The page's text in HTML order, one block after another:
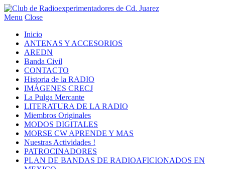
Menu Close
Inicio
ANTENAS Y ACCESORIOS
AREDN
Banda Civil
CONTACTO
Historia de la RADIO
IMÁGENES CRECJ
La Pulga Mercante
LITERATURA DE LA RADIO
Miembros Originales
MODOS DIGITALES
MORSE CW APRENDE Y MAS
Nuestras Actividades !
PATROCINADORES
PLAN DE BANDAS DE RADIOAFICIONADOS EN